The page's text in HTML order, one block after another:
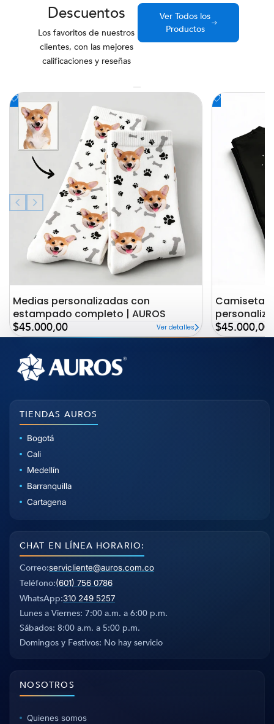
Descuentos
Los favoritos de nuestros
clientes, con las mejores
calificaciones y reseñas
Ver Todos los
Productos
Añadir
a
lista
deseos
Medias personalizadas con
estampado completo | AUROS
Precio
de
$45.000,00 Ver detalles
Añadir
lista
de
deseos
Camiseta
AUROS
Precio
de
$45.000,00
TIENDAS AUROS
Bogotá
Cali
Medellín
Barranquilla
Cartagena
CHAT EN LÍNEA HORARIO:
Correo servicliente@auros.com.co
Teléfono (601) 756 0786
WhatsApp 310 249 5257
Lunes a Viernes: 7:00 a.m. a 6:00 p.m.
Sábados: 8:00 a.m. a 5:00 p.m.
Domingos y Festivos: No hay servicio
NOSOTROS
Quienes somos